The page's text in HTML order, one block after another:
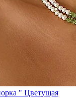
" Цветущая